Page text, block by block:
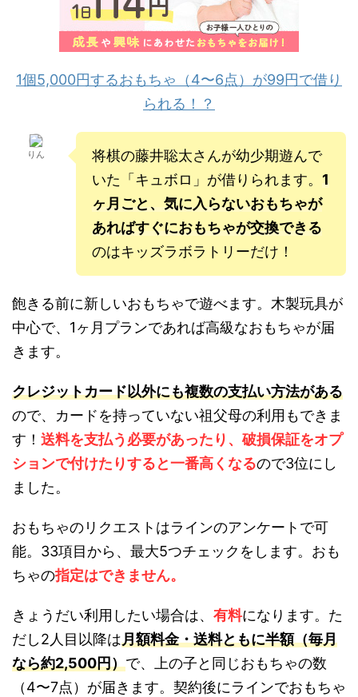
1個5,000円するおもちゃ（4〜6点）が99円で借り
られる！？
りん
将棋の藤井聡太さんが幼少期遊んで
いた「キュボロ」が借りられます。 1
ヶ月ごと、気に入らないおもちゃが
あればすぐにおもちゃが交換できる
のはキッズラボラトリーだけ！
飽きる前に新しいおもちゃで遊べます。木製玩具が
中心で、1ヶ月プランであれば高級なおもちゃが届
きます。
クレジットカード以外にも複数の支払い方法がある
ので、カードを持っていない祖父母の利用もできま
す！ 送料を支払う必要があったり、破損保証をオプ
ションで付けたりすると一番高くなるので3位にし
ました。
おもちゃのリクエストはラインのアンケートで可
能。33項目から、最大5つチェックをします。おも
ちゃの指定はできません。
きょうだい利用したい場合は、 有料になります。た
だし2人目以降は月額料金・送料ともに半額（毎月
なら約2,500円）で、上の子と同じおもちゃの数
（4〜7点）が届きます。契約後にラインでおもちゃ